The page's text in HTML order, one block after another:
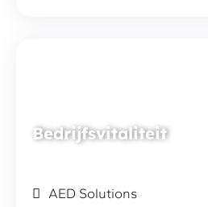
Bedrijfsvitaliteit
AED Solutions